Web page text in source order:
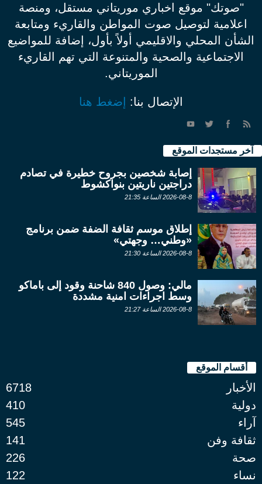
"صوتك" موقع اخباري موريتاني مستقل، ومنصة
اعلامية لتوصيل صوت المواطن والقاريء ومتابعة
الشأن المحلي والاقليمي أولاً بأول، إضافة للمواضيع
الاجتماعية والصحية والمتنوعة التي تهم القاريء
الموريتاني.
الإتصال بنا: إضغط هنا
آخر مستجدات الموقع
إصابة شخصين بجروح خطيرة في تصادم
دراجتين ناريتين بنواكشوط
2026-08-8 الساعة 21:35
إطلاق موسم ثقافة الضفة ضمن برنامج
«وطني… وجهتي»
2026-08-8 الساعة 21:30
مالي: وصول 840 شاحنة وقود إلى باماكو
وسط اجراءات امنية مشددة
2026-08-8 الساعة 21:27
أقسام الموقع
الأخبار
6718
دولية
410
آراء
545
ثقافة وفن
141
صحة
226
نساء
122